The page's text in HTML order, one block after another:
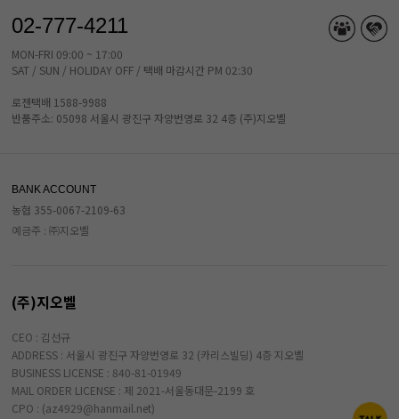
02-777-4211
MON-FRI 09:00 ~ 17:00
SAT / SUN / HOLIDAY OFF / 택배 마감시간 PM 02:30
로젠택배 1588-9988
반품주소: 05098 서울시 광진구 자양번영로 32 4층 (주)지오벨
BANK ACCOUNT
농협 355-0067-2109-63
예금주 : ㈜지오벨
(주)지오벨
CEO : 김선규
ADDRESS : 서울시 광진구 자양번영로 32 (카리스빌딩) 4층 지오벨
BUSINESS LICENSE : 840-81-01949
MAIL ORDER LICENSE : 제 2021-서울동대문-2199 호
CPO : (az4929@hanmail.net)